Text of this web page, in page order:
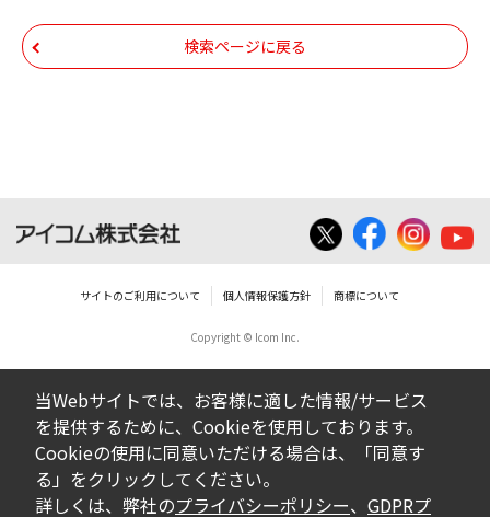
帰属します。ダウンロードしたファイルは、
個人で使用される以外にはご使用できませ
せんのでご了承ください。
告なく改良及び変更される場合があります。
ダウンロードサービスに掲載していますBIOS/
ファームウェアデータにつきましては、パソ
コンの基本システムを制御する重要なデータ
ですから、データの書換中に誤操作や中断に
よって失敗した場合、パソコンが正常に動作
しなくなります。お客様がBIOS/ファームウェ
検索ページに戻る
サイトのご利用について 個人情報保護方針 商標について
Copyright © Icom Inc.
当Webサイトでは、お客様に適した情報/サービス
を提供するために、Cookieを使用しております。
Cookieの使用に同意いただける場合は、「同意す
る」をクリックしてください。
詳しくは、弊社のプライバシーポリシー、 GDPRプ